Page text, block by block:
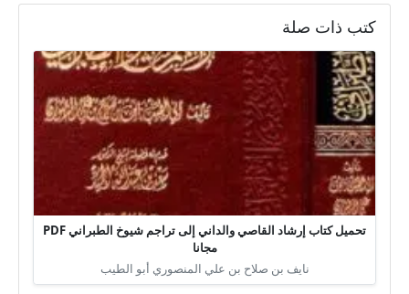
كتب ذات صلة
تحميل كتاب إرشاد القاصي والداني إلى تراجم شيوخ الطبراني PDF
مجانا
نايف بن صلاح بن علي المنصوري أبو الطيب